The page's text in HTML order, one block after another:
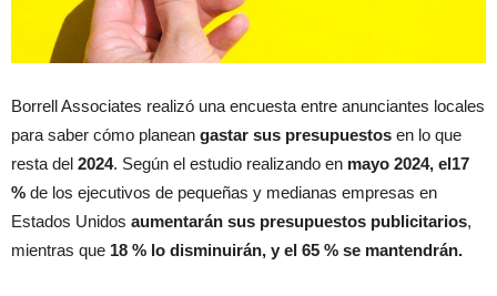
Borrell Associates realizó una encuesta entre anunciantes locales
para saber cómo planean gastar sus presupuestos en lo que
resta del 2024. Según el estudio realizando en mayo 2024, el17
% de los ejecutivos de pequeñas y medianas empresas en
Estados Unidos aumentarán sus presupuestos publicitarios,
mientras que 18 % lo disminuirán, y el 65 % se mantendrán.